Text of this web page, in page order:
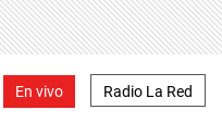
En vivo Radio La Red